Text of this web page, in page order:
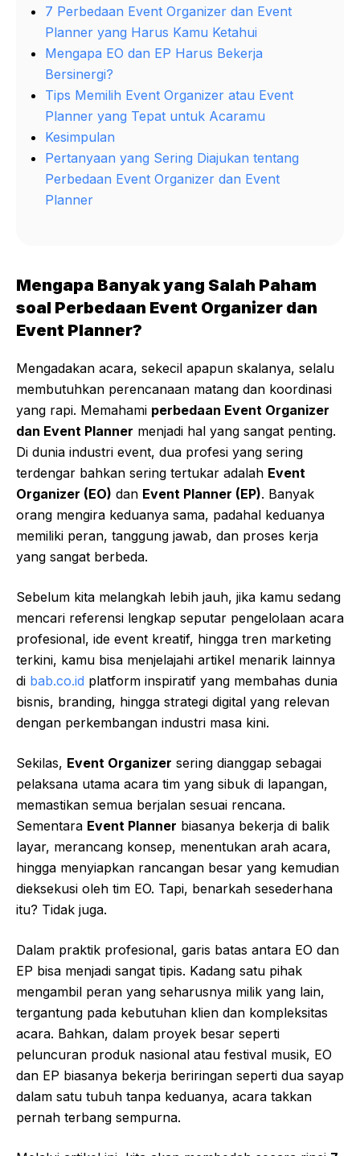
7 Perbedaan Event Organizer dan Event
Planner yang Harus Kamu Ketahui
Mengapa EO dan EP Harus Bekerja
Bersinergi?
Tips Memilih Event Organizer atau Event
Planner yang Tepat untuk Acaramu
Kesimpulan
Pertanyaan yang Sering Diajukan tentang
Perbedaan Event Organizer dan Event
Planner
Mengapa Banyak yang Salah Paham
soal Perbedaan Event Organizer dan
Event Planner?
Mengadakan acara, sekecil apapun skalanya, selalu
membutuhkan perencanaan matang dan koordinasi
yang rapi. Memahami perbedaan Event Organizer
dan Event Planner menjadi hal yang sangat penting.
Di dunia industri event, dua profesi yang sering
terdengar bahkan sering tertukar adalah Event
Organizer (EO) dan Event Planner (EP). Banyak
orang mengira keduanya sama, padahal keduanya
memiliki peran, tanggung jawab, dan proses kerja
yang sangat berbeda.
Sebelum kita melangkah lebih jauh, jika kamu sedang
mencari referensi lengkap seputar pengelolaan acara
profesional, ide event kreatif, hingga tren marketing
terkini, kamu bisa menjelajahi artikel menarik lainnya
di bab.co.id platform inspiratif yang membahas dunia
bisnis, branding, hingga strategi digital yang relevan
dengan perkembangan industri masa kini.
Sekilas, Event Organizer sering dianggap sebagai
pelaksana utama acara tim yang sibuk di lapangan,
memastikan semua berjalan sesuai rencana.
Sementara Event Planner biasanya bekerja di balik
layar, merancang konsep, menentukan arah acara,
hingga menyiapkan rancangan besar yang kemudian
dieksekusi oleh tim EO. Tapi, benarkah sesederhana
itu? Tidak juga.
Dalam praktik profesional, garis batas antara EO dan
EP bisa menjadi sangat tipis. Kadang satu pihak
mengambil peran yang seharusnya milik yang lain,
tergantung pada kebutuhan klien dan kompleksitas
acara. Bahkan, dalam proyek besar seperti
peluncuran produk nasional atau festival musik, EO
dan EP biasanya bekerja beriringan seperti dua sayap
dalam satu tubuh tanpa keduanya, acara takkan
pernah terbang sempurna.